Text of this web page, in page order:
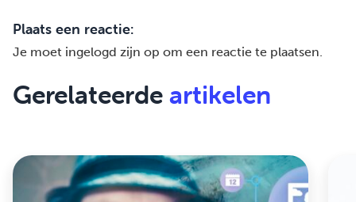
Plaats een reactie:
Je moet ingelogd zijn op om een reactie te plaatsen.
Gerelateerde artikelen